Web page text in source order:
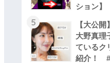
ション】
5
【大公
大野真理
ているク
紹介！ #